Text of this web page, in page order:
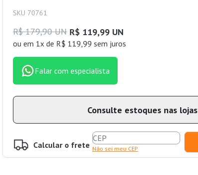
SKU 70761
R$ 179,90 UN R$ 119,99 UN
ou em 1x de R$ 119,99 sem juros
Falar com especialista
Consulte estoques nas lojas
Calcular o frete Não sei meu CEP